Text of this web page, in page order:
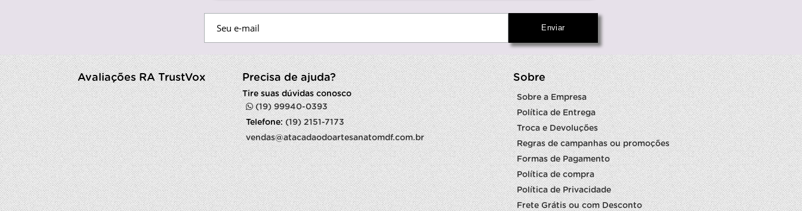
Avaliações RA TrustVox Precisa de ajuda?
Tire suas dúvidas conosco
(19) 99940-0393
Telefone:(19) 2151-7173
vendas@atacadaodoartesanatomdf.com.br
Sobre
Sobre a Empresa
Política de Entrega
Troca e Devoluções
Regras de campanhas ou promoções
Formas de Pagamento
Política de compra
Política de Privacidade
Frete Grátis ou com Desconto